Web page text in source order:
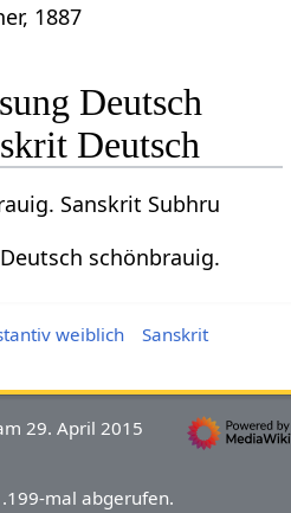
1887
Deutsch
Deutsch
Sanskrit Subhru
schönbrauig.
weiblich
Sanskrit
29. April 2015
mal abgerufen.